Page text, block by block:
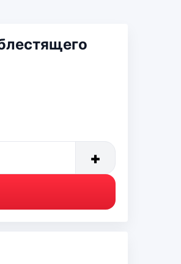
+